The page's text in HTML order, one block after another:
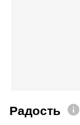
Радость